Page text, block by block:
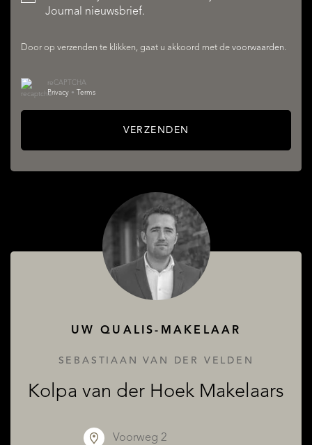
Journal nieuwsbrief.
Door op verzenden te klikken, gaat u akkoord met de voorwaarden.
reCAPTCHA
Privacy • Terms
VERZENDEN
UW QUALIS-MAKELAAR
SEBASTIAAN VAN DER VELDEN
Kolpa van der Hoek Makelaars
Voorweg 2